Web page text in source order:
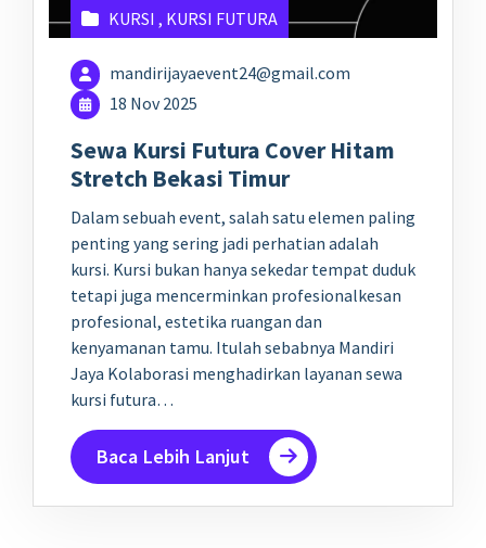
KURSI , KURSI FUTURA
mandirijayaevent24@gmail.com
18 Nov 2025
Sewa Kursi Futura Cover Hitam
Stretch Bekasi Timur
Dalam sebuah event, salah satu elemen paling
penting yang sering jadi perhatian adalah
kursi. Kursi bukan hanya sekedar tempat duduk
tetapi juga mencerminkan profesionalkesan
profesional, estetika ruangan dan
kenyamanan tamu. Itulah sebabnya Mandiri
Jaya Kolaborasi menghadirkan layanan sewa
kursi futura…
Baca Lebih Lanjut